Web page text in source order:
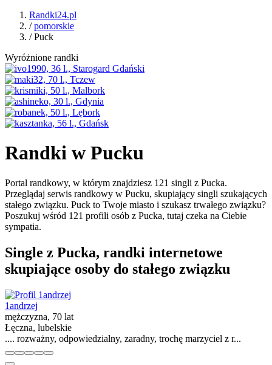
Randki24.pl
/pomorskie
/Puck
Wyróżnione randki
Randki w Pucku
Portal randkowy, w którym znajdziesz 121 singli z Pucka.
Przeglądaj serwis randkowy w Pucku, skupiający singli szukających
stałego związku. Puck to Twoje miasto i szukasz trwałego związku?
Poszukuj wśród 121 profili osób z Pucka, tutaj czeka na Ciebie
sympatia.
Single z Pucka, randki internetowe
skupiające osoby do stałego związku
1andrzej
mężczyzna, 70 lat
Łęczna, lubelskie
.... rozważny, odpowiedzialny, zaradny, trochę marzyciel z r...